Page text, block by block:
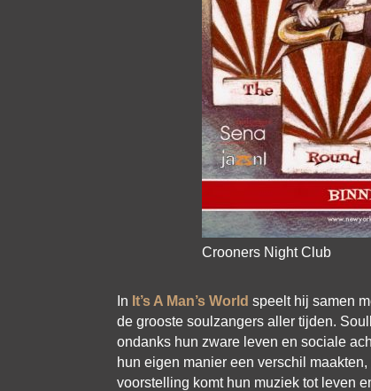
Crooners Night Club
In It’s A Man’s World speelt hij samen
de grooste soulzangers aller tijden.
ondanks hun zware leven en sociale
hun eigen manier een verschil
voorstelling komt hun muziek tot leven